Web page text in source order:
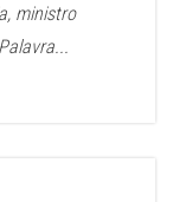
ministro